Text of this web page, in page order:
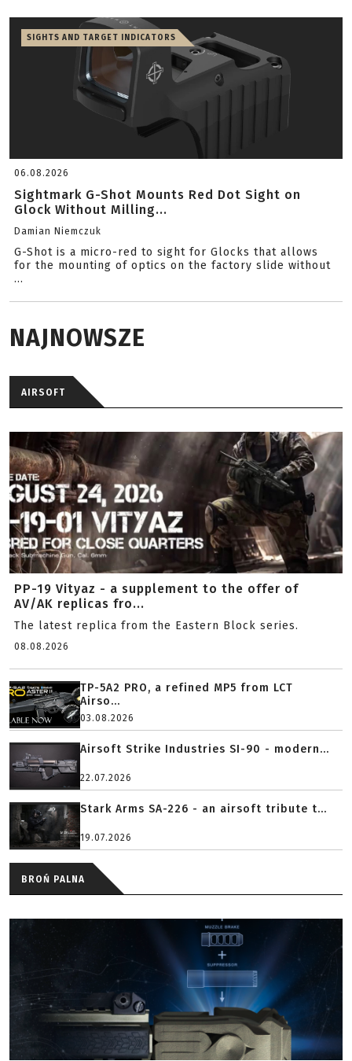
SIGHTS AND TARGET INDICATORS
06.08.2026
Sightmark G-Shot Mounts Red Dot Sight on
Glock Without Milling...
Damian Niemczuk
G-Shot is a micro-red to sight for Glocks that allows
for the mounting of optics on the factory slide without
...
NAJNOWSZE
AIRSOFT
PP-19 Vityaz - a supplement to the offer of
AV/AK replicas fro...
The latest replica from the Eastern Block series.
08.08.2026
TP-5A2 PRO, a refined MP5 from LCT
Airso...
03.08.2026
Airsoft Strike Industries SI-90 - modern...
22.07.2026
Stark Arms SA-226 - an airsoft tribute t...
19.07.2026
BROŃ PALNA